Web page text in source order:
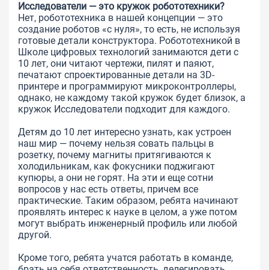
Исследователи — это кружок робототехники?
Нет, робототехника в нашей концепции — это
создание роботов «с нуля», то есть, не используя
готовые детали конструктора. Робототехникой в
Школе цифровых технологий занимаются дети с
10 лет, они читают чертежи, пилят и паяют,
печатают спроектированные детали на 3D-
принтере и программируют микроконтроллеры,
однако, не каждому такой кружок будет близок, а
кружок Исследователи подходит для каждого.
Детям до 10 лет интересно узнать, как устроен
наш мир — почему нельзя совать пальцы в
розетку, почему магниты притягиваются к
холодильникам, как фокусники поджигают
купюры, а они не горят. На эти и еще сотни
вопросов у нас есть ответы, причем все
практические. Таким образом, ребята начинают
проявлять интерес к науке в целом, а уже потом
могут выбрать инженерный профиль или любой
другой.
Кроме того, ребята учатся работать в команде,